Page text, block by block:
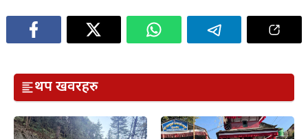
थप खवरहरु